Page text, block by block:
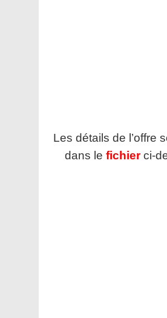
Les détails de l’offre
dans le fichier ci-